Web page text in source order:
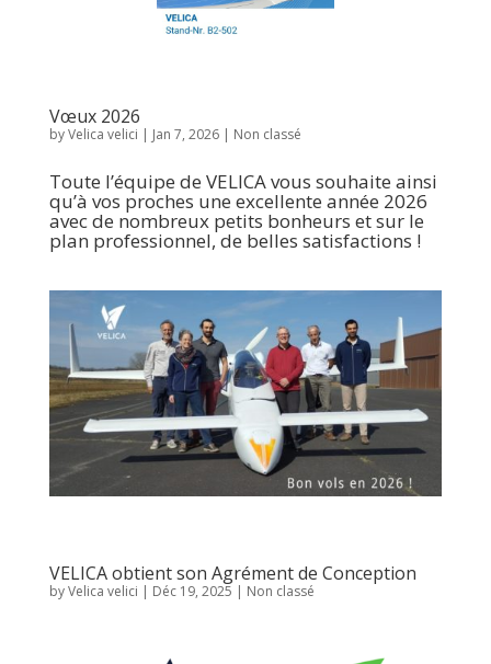
Vœux 2026
byVelica velici | Jan 7, 2026| Non classé
Toute l’équipe de VELICA vous souhaite ainsi
qu’à vos proches une excellente année 2026
avec de nombreux petits bonheurs et sur le
plan professionnel, de belles satisfactions !
VELICA obtient son Agrément de Conception
byVelica velici | Déc 19, 2025 | Non classé